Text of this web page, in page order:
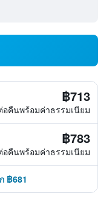
฿713
อคืนพร้อมค่าธรรมเนียม
฿783
อคืนพร้อมค่าธรรมเนียม
฿681